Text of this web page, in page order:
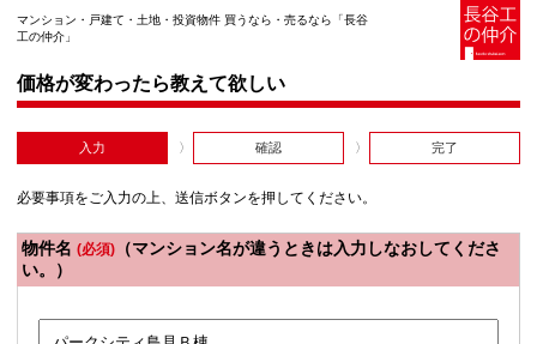
マンション・戸建て・土地・投資物件 買うなら・売るなら「長谷
工の仲介」
価格が変わったら教えて欲しい
入力 確認 完了
必要事項をご入力の上、送信ボタンを押してください。
物件名 (必須) （マンション名が違うときは入力しなおしてくださ
い。）